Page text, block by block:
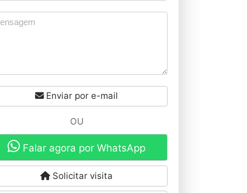
Enviar por e-mail
OU
Falar agora por WhatsApp
Solicitar visita